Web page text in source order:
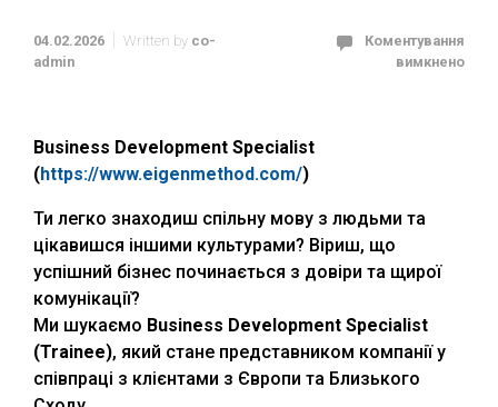
04.02.2026 Written by co-
admin
Коментування
вимкнено
Business Development Specialist
(https://www.eigenmethod.com/)
Ти легко знаходиш спільну мову з людьми та
цікавишся іншими культурами? Віриш, що
успішний бізнес починається з довіри та щирої
комунікації?
Ми шукаємо Business Development Specialist
(Trainee), який стане представником компанії у
співпраці з клієнтами з Європи та Близького